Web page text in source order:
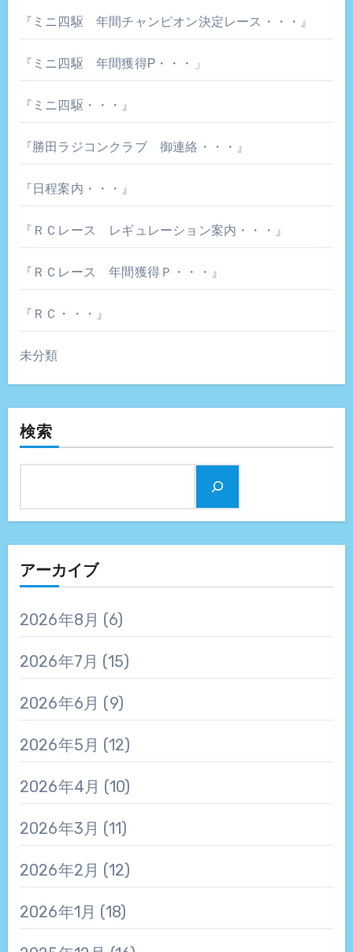
『ミニ四駆 年間チャンピオン決定レース・・・』
『ミニ四駆 年間獲得P・・・」
『ミニ四駆・・・』
『勝田ラジコンクラブ 御連絡・・・』
『日程案内・・・』
『ＲＣレース レギュレーション案内・・・』
『ＲＣレース 年間獲得Ｐ・・・』
『ＲＣ・・・』
未分類
検索
アーカイブ
2026年8月 (6)
2026年7月 (15)
2026年6月 (9)
2026年5月 (12)
2026年4月 (10)
2026年3月 (11)
2026年2月 (12)
2026年1月 (18)